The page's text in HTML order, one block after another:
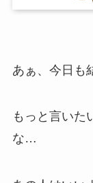
あぁ、今日も
もっと言いた
な…